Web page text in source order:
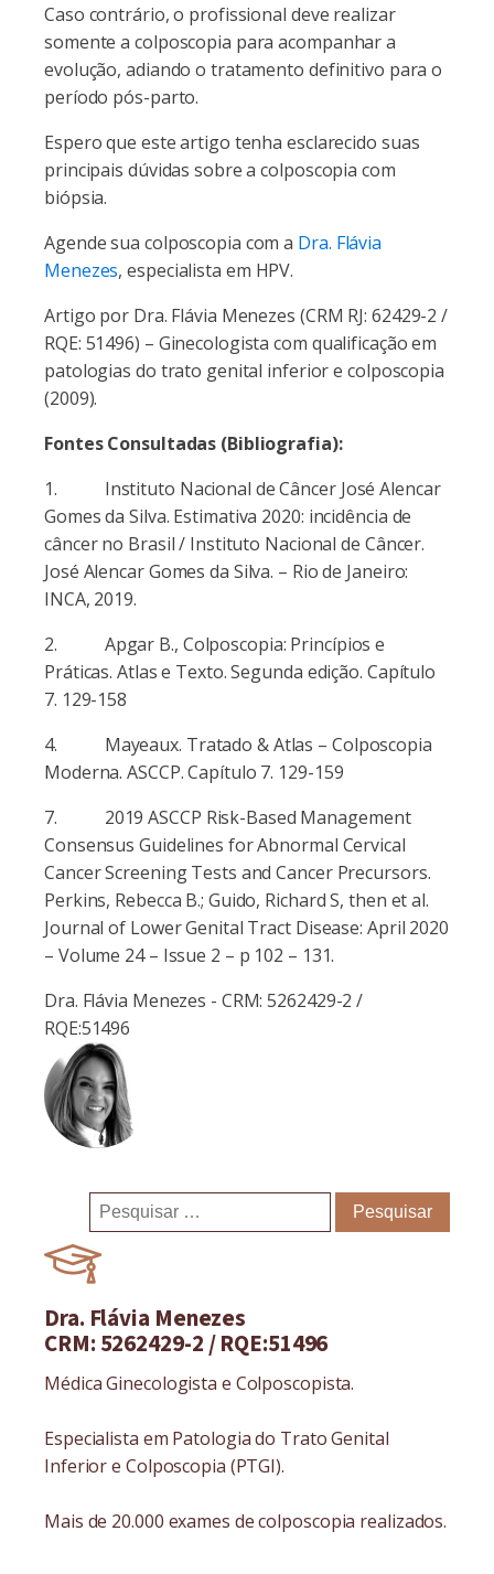
Caso contrário, o profissional deve realizar
somente a colposcopia para acompanhar a
evolução, adiando o tratamento definitivo para o
período pós-parto.
Espero que este artigo tenha esclarecido suas
principais dúvidas sobre a colposcopia com
biópsia.
Agende sua colposcopia com a Dra. Flávia
Menezes, especialista em HPV.
Artigo por Dra. Flávia Menezes (CRM RJ: 62429-2 /
RQE: 51496) – Ginecologista com qualificação em
patologias do trato genital inferior e colposcopia
(2009).
Fontes Consultadas (Bibliografia):
1. Instituto Nacional de Câncer José Alencar
Gomes da Silva. Estimativa 2020: incidência de
câncer no Brasil / Instituto Nacional de Câncer.
José Alencar Gomes da Silva. – Rio de Janeiro:
INCA, 2019.
2. Apgar B., Colposcopia: Princípios e
Práticas. Atlas e Texto. Segunda edição. Capítulo
7. 129-158
4. Mayeaux. Tratado & Atlas – Colposcopia
Moderna. ASCCP. Capítulo 7. 129-159
7. 2019 ASCCP Risk-Based Management
Consensus Guidelines for Abnormal Cervical
Cancer Screening Tests and Cancer Precursors.
Perkins, Rebecca B.; Guido, Richard S, then et al.
Journal of Lower Genital Tract Disease: April 2020
– Volume 24 – Issue 2 – p 102 – 131.
Dra. Flávia Menezes - CRM: 5262429-2 /
RQE:51496
Pesquisar
por:
Dra. Flávia Menezes
CRM: 5262429-2 / RQE:51496
Médica Ginecologista e Colposcopista.
Especialista em Patologia do Trato Genital
Inferior e Colposcopia (PTGI).
Mais de 20.000 exames de colposcopia realizados.